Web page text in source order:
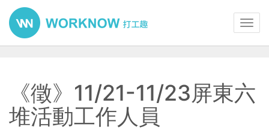
《徵》11/21-11/23屏東六
堆活動工作人員